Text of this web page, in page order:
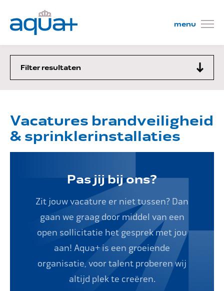
Wat wij doen
Projecten
Kom werken!
Impact
Onderhoud
Filter resultaten
Vacatures brandveiligheid
& sprinklerinstallaties
Pas jij bij ons?
Zit jouw vacature er niet tussen? Dan
gaan we graag door middel van een
open sollicitatie het gesprek met jou
aan! Aqua+ is een groeiende
organisatie, voor talent proberen wij
altijd plek te creëren.